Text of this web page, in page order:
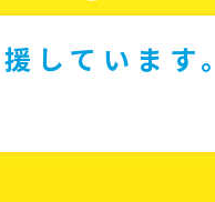
しています。